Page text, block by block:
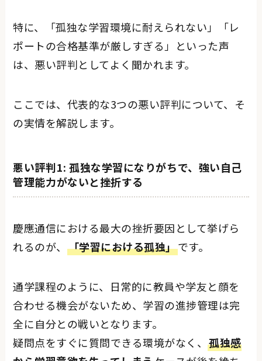
特に、「孤独な学習環境に耐えられない」「レ
ポートの合格基準が厳しすぎる」といった声
は、悪い評判としてよく聞かれます。
ここでは、代表的な3つの悪い評判について、そ
の実情を解説します。
悪い評判1: 孤独な学習になりがちで、強い自己
管理能力がないと挫折する
慶應通信における最大の挫折要因として挙げら
れるのが、 「学習における孤独」です。
通学課程のように、日常的に教員や学友と顔を
合わせる機会がないため、学習の進捗管理は完
全に自分との戦いとなります。
疑問点をすぐに質問できる環境がなく、孤独感